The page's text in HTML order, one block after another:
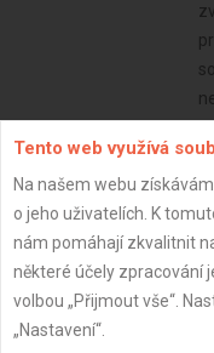
DPH:
Tento web využívá
Na našem webu
o jeho uživatelích. K
nám pomáhají zkvalitnit
některé účely zpracování
volbou „Přijmout vše“.
„Nastavení“.